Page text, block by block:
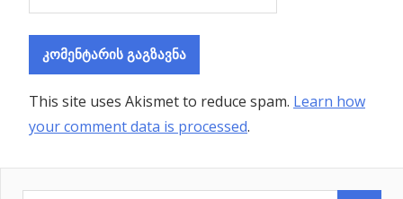
This site uses Akismet to reduce spam. Learn how
your comment data is processed.